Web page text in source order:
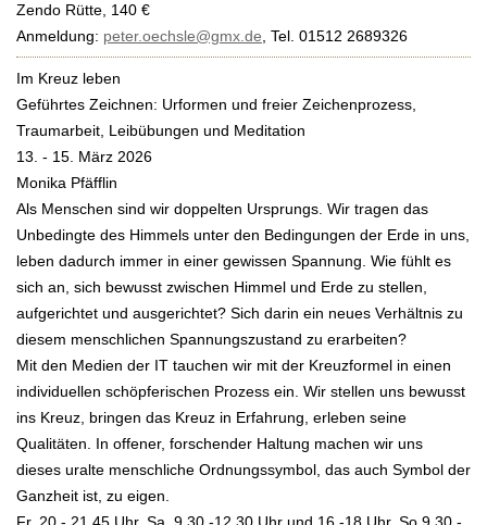
Zendo Rütte, 140 €
Anmeldung: peter.oechsle@gmx.de , Tel. 01512 2689326
Im Kreuz leben
Geführtes Zeichnen: Urformen und freier Zeichenprozess,
Traumarbeit, Leibübungen und Meditation
13. - 15. März 2026
Monika Pfäfflin
Als Menschen sind wir doppelten Ursprungs. Wir tragen das
Unbedingte des Himmels unter den Bedingungen der Erde in uns,
leben dadurch immer in einer gewissen Spannung. Wie fühlt es
sich an, sich bewusst zwischen Himmel und Erde zu stellen,
aufgerichtet und ausgerichtet? Sich darin ein neues Verhältnis zu
diesem menschlichen Spannungszustand zu erarbeiten?
Mit den Medien der IT tauchen wir mit der Kreuzformel in einen
individuellen schöpferischen Prozess ein. Wir stellen uns bewusst
ins Kreuz, bringen das Kreuz in Erfahrung, erleben seine
Qualitäten. In offener, forschender Haltung machen wir uns
dieses uralte menschliche Ordnungssymbol, das auch Symbol der
Ganzheit ist, zu eigen.